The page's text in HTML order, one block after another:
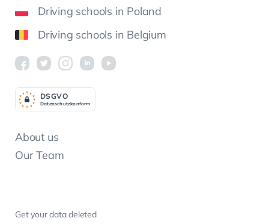
Driving schools in Poland
Driving schools in Belgium
About us
Our Team
Get your data deleted
Datenschutzkonform
DSGVO